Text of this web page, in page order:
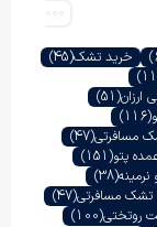
خرید تشک(45)
ارزان(51)
(116)
مسافرتی(47)
پتو(151)
(38)
مسافرتی(47)
روتختی(100)